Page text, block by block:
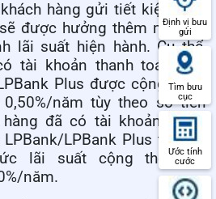
hàng gửi tiết kiệm qua
được hưởng thêm mức lãi
lãi suất hiện hành. Cụ thể,
tài khoản thanh toán trên
Plus được cộng thêm
năm tùy theo số tiền
đã có tài khoản thanh
LPBank Plus tại thời
lãi suất cộng thêm từ
năm.
Định vị bưu
gửi
Tìm bưu
cục
Ước tính
cước